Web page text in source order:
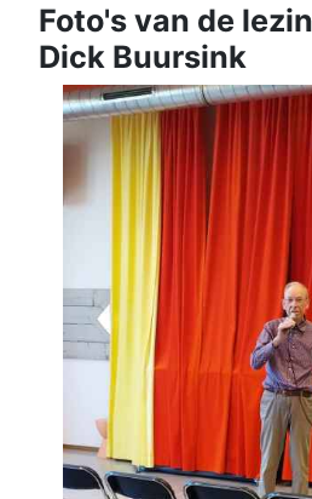
Foto's van de
Dick Buursink